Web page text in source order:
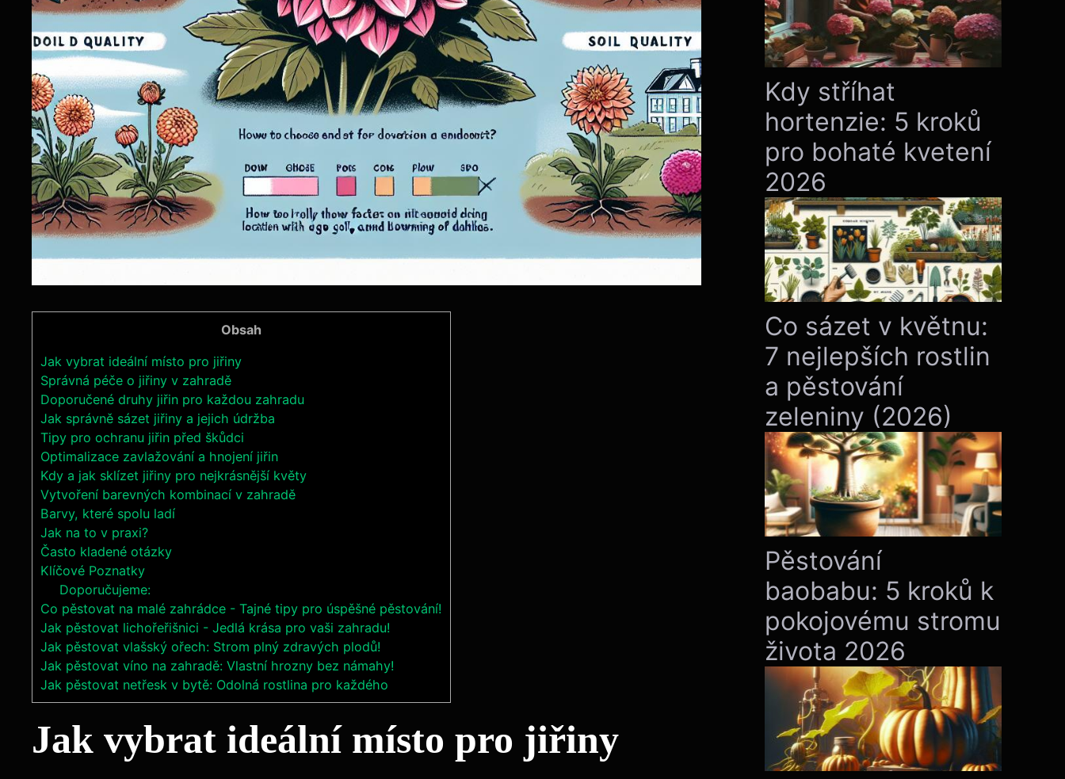
Obsah
Jak vybrat ideální místo pro jiřiny
Správná péče o jiřiny v zahradě
Doporučené druhy jiřin pro každou zahradu
Jak správně sázet jiřiny a jejich údržba
Tipy pro ochranu jiřin před škůdci
Optimalizace zavlažování a hnojení jiřin
Kdy a jak sklízet jiřiny pro nejkrásnější květy
Vytvoření barevných kombinací v zahradě
Barvy, které spolu ladí
Jak na to v praxi?
Často kladené otázky
Klíčové Poznatky
Doporučujeme:
Co pěstovat na malé zahrádce - Tajné tipy pro úspěšné pěstování!
Jak pěstovat lichořeřišnici - Jedlá krása pro vaši zahradu!
Jak pěstovat vlašský ořech: Strom plný zdravých plodů!
Jak pěstovat víno na zahradě: Vlastní hrozny bez námahy!
Jak pěstovat netřesk v bytě: Odolná rostlina pro každého
Jak vybrat ideální místo pro jiřiny
Kdy stříhat
hortenzie: 5 kroků
pro bohaté kvetení
2026
Co sázet v květnu:
7 nejlepších rostlin
a pěstování
zeleniny (2026)
Pěstování
baobabu: 5 kroků k
pokojovému stromu
života 2026